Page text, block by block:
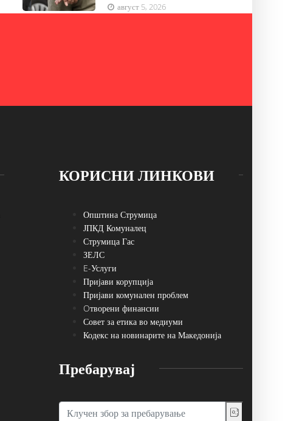
август 5, 2026
КОРИСНИ ЛИНКОВИ
Општина Струмица
ЈПКД Комуналец
Струмица Гас
ЗЕЛС
E-Услуги
Пријави корупција
Пријави комунален проблем
Oтворени финансии
Совет за етика во медиуми
Кодекс на новинарите на Македонија
Пребарувај